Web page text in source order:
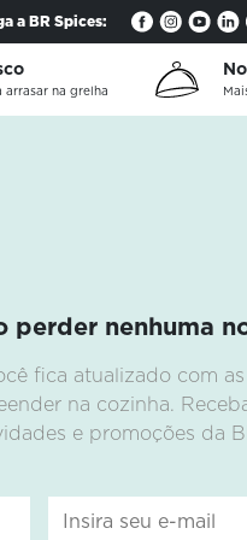
a BR Spices:
arrasar na grelha
perder nenhuma
fica atualizado com
na cozinha.
e promoções da